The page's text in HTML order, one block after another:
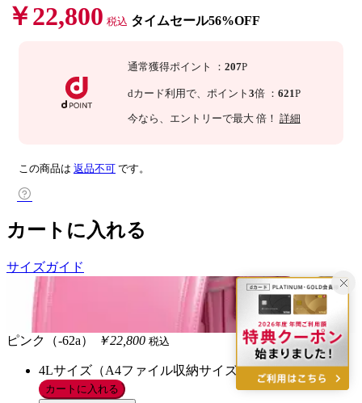
￥22,800 税込 タイムセール56%OFF
通常獲得ポイント ： 207P
dカード利用で、 ポイント 3倍 ： 621P
今なら 、エントリーで最大 倍！ 詳細
この商品は 返品不可 です。
カートに入れる
サイズガイド
ピンク（-62a） ￥22,800 税込
4Lサイズ（A4ファイル収納サイズ）/FREE 在庫あり
カートに入れる